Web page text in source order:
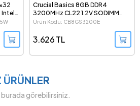
Crucial 16GB (1x16 GB) DDR5
6400MHz CL52 CSODIMM
Notebook Ram -
Ürün Kodu: CT16G64C52CS5
11.232 TL
görebilirsiniz.